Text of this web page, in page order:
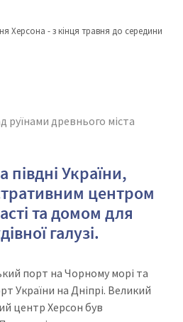
Херсона - з кінця травня до середини
руїнами древнього міста
України,
центром
та домом для
галузі.
порт на Чорному морі та
України на Дніпрі. Великий
центр Херсон був